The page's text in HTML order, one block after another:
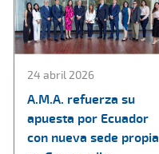
24 abril 2026
A.M.A. refuerza su
apuesta por Ecuador
con nueva sede propia